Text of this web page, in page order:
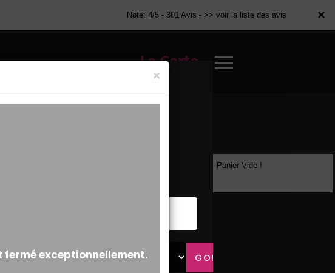
×
Note: 4/5 - 301 Avis - >> voir la liste des avis
La Carte
×
Panier Vide !
×